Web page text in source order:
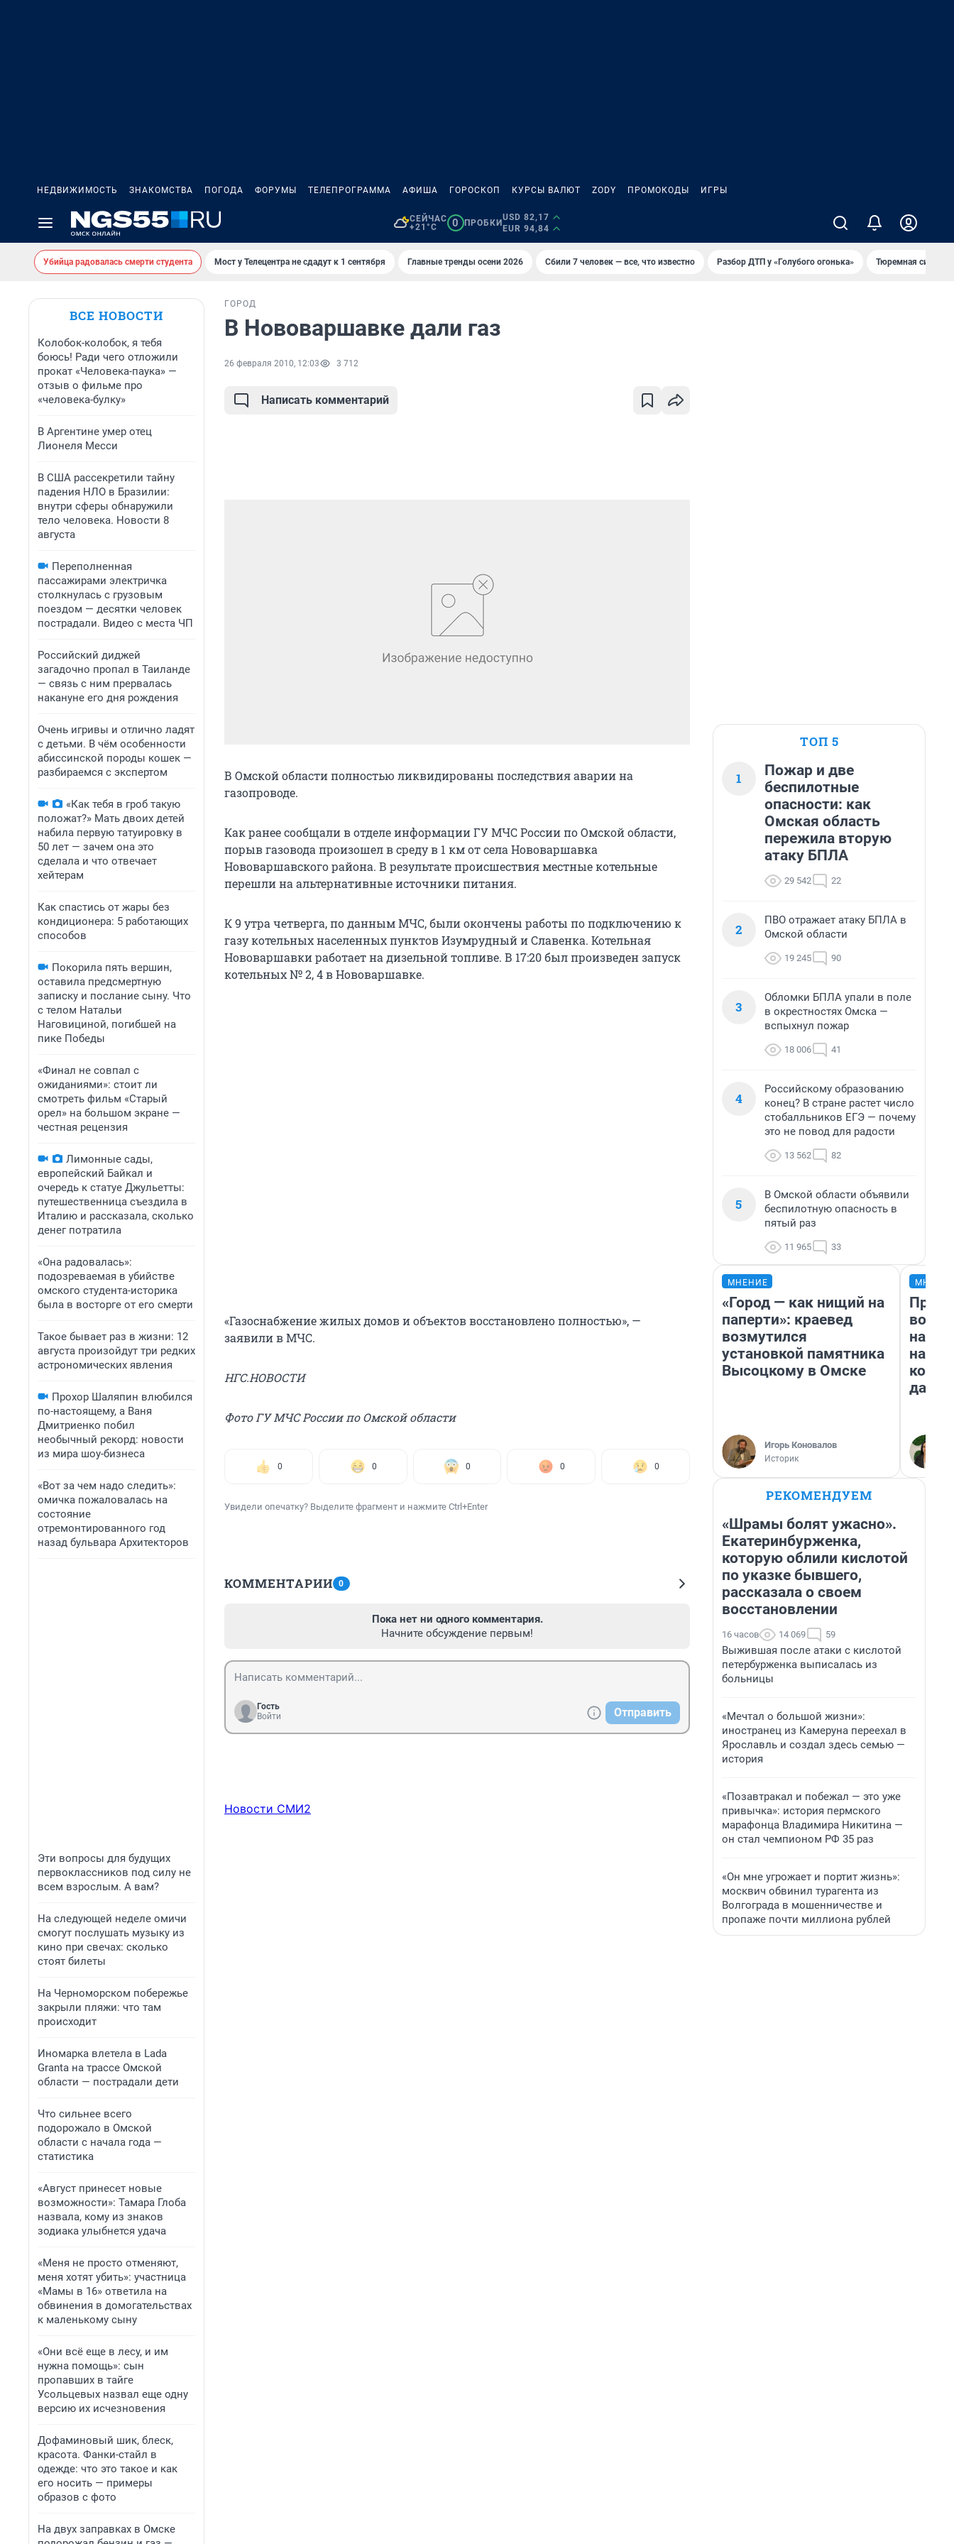
НЕДВИЖИМОСТЬ ЗНАКОМСТВА ПОГОДА ФОРУМЫ ТЕЛЕПРОГРАММА АФИША ГОРОСКОП КУРСЫ ВАЛЮТ ZODY ПРОМОКОДЫ ИГРЫ
СЕЙЧАС
+21°C
0 ПРОБКИ
USD 82,17
EUR 94,84
Убийца радовалась смерти студента Мост у Телецентра не сдадут к 1 сентября Главные тренды осени 2026 Сбили 7 человек — все, что известно Разбор ДТП у «Голубого огонька» Тюремная
ВСЕ НОВОСТИ
Колобок-колобок, я тебя
боюсь! Ради чего отложили
прокат «Человека-паука» —
отзыв о фильме про
«человека-булку»
В Аргентине умер отец
Лионеля Месси
В США рассекретили тайну
падения НЛО в Бразилии:
внутри сферы обнаружили
тело человека. Новости 8
августа
Переполненная
пассажирами электричка
столкнулась с грузовым
поездом — десятки человек
пострадали. Видео с места ЧП
Российский диджей
загадочно пропал в Таиланде
— связь с ним прервалась
накануне его дня рождения
Очень игривы и отлично ладят
с детьми. В чём особенности
абиссинской породы кошек —
разбираемся с экспертом
«Как тебя в гроб такую
положат?» Мать двоих детей
набила первую татуировку в
50 лет — зачем она это
сделала и что отвечает
хейтерам
Как спастись от жары без
кондиционера: 5 работающих
способов
Покорила пять вершин,
оставила предсмертную
записку и послание сыну. Что
с телом Натальи
Наговициной, погибшей на
пике Победы
«Финал не совпал с
ожиданиями»: стоит ли
смотреть фильм «Старый
орел» на большом экране —
честная рецензия
Лимонные сады,
европейский Байкал и
очередь к статуе Джульетты:
путешественница съездила в
Италию и рассказала, сколько
денег потратила
«Она радовалась»:
подозреваемая в убийстве
омского студента-историка
была в восторге от его смерти
Такое бывает раз в жизни: 12
августа произойдут три редких
астрономических явления
Прохор Шаляпин влюбился
по-настоящему, а Ваня
Дмитриенко побил
необычный рекорд: новости
из мира шоу-бизнеса
«Вот за чем надо следить»:
омичка пожаловалась на
состояние
отремонтированного год
назад бульвара Архитекторов
Эти вопросы для будущих
первоклассников под силу не
всем взрослым. А вам?
На следующей неделе омичи
смогут послушать музыку из
кино при свечах: сколько
стоят билеты
На Черноморском побережье
закрыли пляжи: что там
происходит
Иномарка влетела в Lada
Granta на трассе Омской
области — пострадали дети
Что сильнее всего
подорожало в Омской
области с начала года —
статистика
«Август принесет новые
возможности»: Тамара Глоба
назвала, кому из знаков
зодиака улыбнется удача
«Меня не просто отменяют,
меня хотят убить»: участница
«Мамы в 16» ответила на
обвинения в домогательствах
к маленькому сыну
«Они всё еще в лесу, и им
нужна помощь»: сын
пропавших в тайге
Усольцевых назвал еще одну
версию их исчезновения
Дофаминовый шик, блеск,
красота. Фанки-стайл в
одежде: что это такое и как
его носить — примеры
образов с фото
На двух заправках в Омске
ГОРОД
В Нововаршавке дали газ
26 февраля 2010, 12:03 3 712
Написать комментарий
В Омской области полностью ликвидированы последствия аварии на
газопроводе.
Как ранее сообщали в отделе информации ГУ МЧС России по Омской области,
порыв газовода произошел в среду в 1 км от села Нововаршавка
Нововаршавского района. В результате происшествия местные котельные
перешли на альтернативные источники питания.
К 9 утра четверга, по данным МЧС, были окончены работы по подключению к
газу котельных населенных пунктов Изумрудный и Славенка. Котельная
Нововаршавки работает на дизельной топливе. В 17:20 был произведен запуск
котельных № 2, 4 в Нововаршавке.
«Газоснабжение жилых домов и объектов восстановлено полностью», —
заявили в МЧС.
НГС.НОВОСТИ
Фото ГУ МЧС России по Омской области
0 0 0 0 0
Увидели опечатку? Выделите фрагмент и нажмите Ctrl+Enter
КОММЕНТАРИИ 0
Пока нет ни одного комментария.
Начните обсуждение первым!
Гость
Войти
Отправить
Новости СМИ2
ТОП 5
1
Пожар и две
беспилотные
опасности: как
Омская область
пережила вторую
атаку БПЛА
29 542 22
2
ПВО отражает атаку БПЛА в
Омской области
19 245 90
3
Обломки БПЛА упали в поле
в окрестностях Омска —
вспыхнул пожар
18 006 41
4
Российскому образованию
конец? В стране растет число
стобалльников ЕГЭ — почему
это не повод для радости
13 562 82
5
В Омской области объявили
беспилотную опасность в
пятый раз
11 965 33
МНЕНИЕ
«Город — как нищий на
паперти»: краевед
возмутился
установкой памятника
Высоцкому в Омске
Игорь Коновалов
Историк
нам
даже
РЕКОМЕНДУЕМ
«Шрамы болят ужасно».
Екатеринбурженка,
которую облили кислотой
по указке бывшего,
рассказала о своем
восстановлении
16 часов 14 069 59
Выжившая после атаки с кислотой
петербурженка выписалась из
больницы
«Мечтал о большой жизни»:
иностранец из Камеруна переехал в
Ярославль и создал здесь семью —
история
«Позавтракал и побежал — это уже
привычка»: история пермского
марафонца Владимира Никитина —
он стал чемпионом РФ 35 раз
«Он мне угрожает и портит жизнь»:
москвич обвинил турагента из
Волгограда в мошенничестве и
пропаже почти миллиона рублей